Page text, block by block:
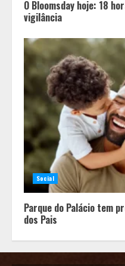
O Bloomsday hoje: 18
vigilância
Social
Parque do Palácio tem
dos Pais